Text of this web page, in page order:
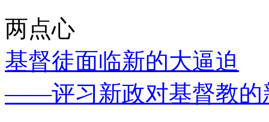
两点心
基督徒面临新的大逼迫
——评习新政对基督教的